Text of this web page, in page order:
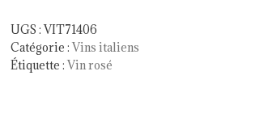
UGS :VIT71406
Catégorie : Vins italiens
Étiquette : Vin rosé